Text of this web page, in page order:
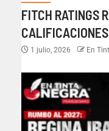
FITCH RATINGS
1 julio, 2026 En